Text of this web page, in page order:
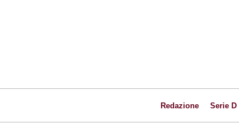
Redazione Serie D